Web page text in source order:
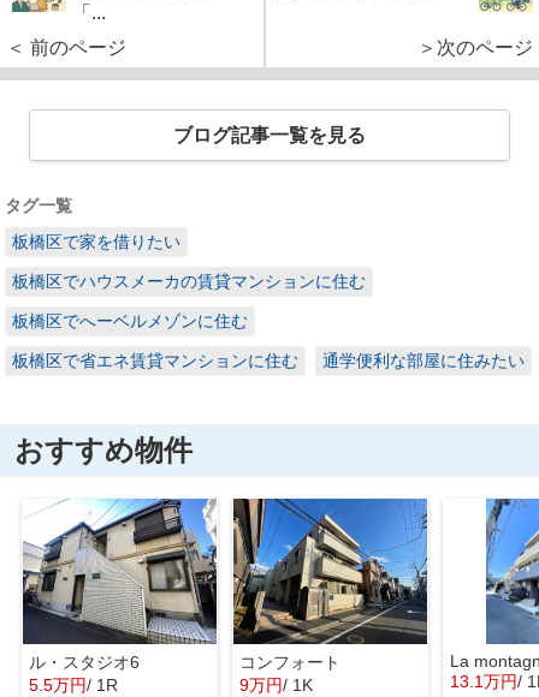
「...
＜ 前のページ
＞次のページ
ブログ記事一覧を見る
タグ一覧
板橋区で家を借りたい
板橋区でハウスメーカの賃貸マンションに住む
板橋区でへーベルメゾンに住む
板橋区で省エネ賃貸マンションに住む 通学便利な部屋に住みたい
おすすめ物件
ル・スタジオ6
5.5万円/ 1R
コンフォート
9万円/ 1K
La
13.1万円/